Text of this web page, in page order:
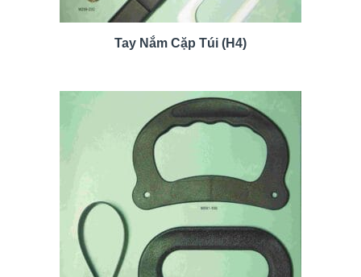
Tay Nắm Cặp Túi (H4)